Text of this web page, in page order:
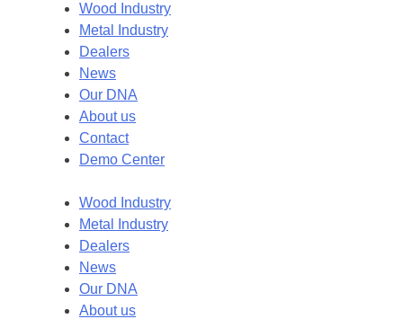
Wood Industry
Metal Industry
Dealers
News
Our DNA
About us
Contact
Demo Center
Wood Industry
Metal Industry
Dealers
News
Our DNA
About us